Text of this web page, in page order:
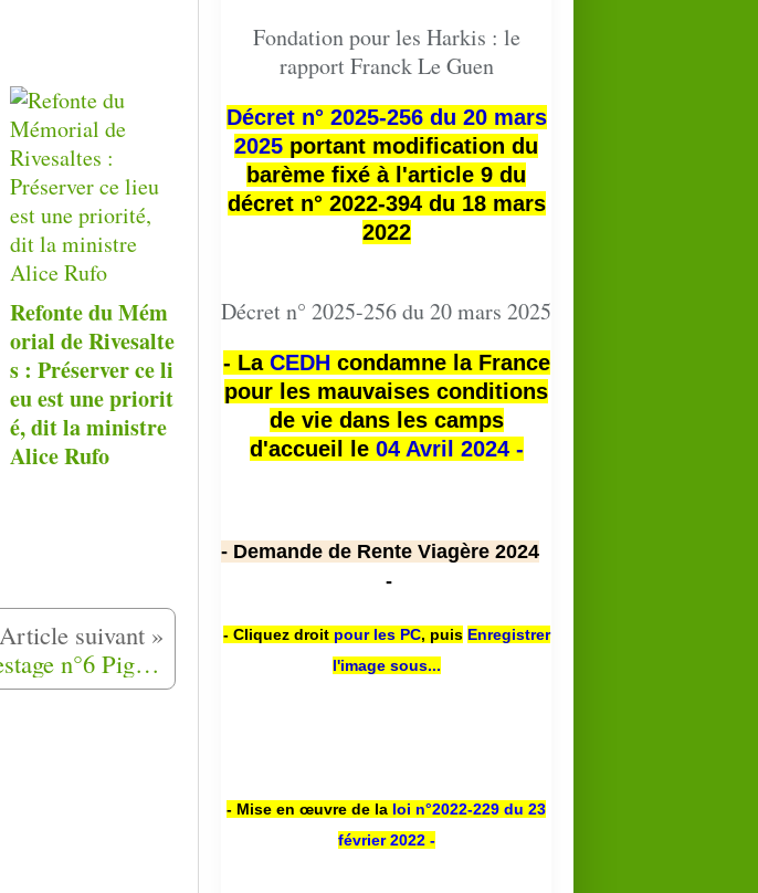
Refonte du Mém
orial de Rivesalte
s : Préserver ce li
eu est une priorit
é, dit la ministre
Alice Rufo
hameau de forestage n°6 Pignans Var (83)
Fondation pour les Harkis : le
rapport Franck Le Guen
Décret n° 2025-256 du 20 mars
2025 portant modification du
barème fixé à l'article 9 du
décret n° 2022-394 du 18 mars
2022
Décret n° 2025-256 du 20 mars 2025
- La CEDHcondamne la France
pour les mauvaises conditions
de vie dans les camps
d'accueil le 04 Avril 2024 -
- Demande de Rente Viagère 2024
-
- Cliquez droit pour les PC, puis Enregistrer
l'image sous...
- Mise en œuvre de la loi n°2022-229 du 23
février 2022 -